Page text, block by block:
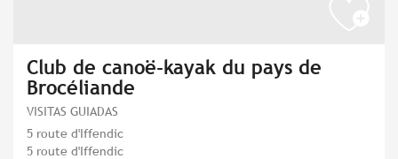
Club de canoë-kayak du pays de
Brocéliande
VISITAS GUIADAS
5 route d'Iffendic
5 route d'Iffendic